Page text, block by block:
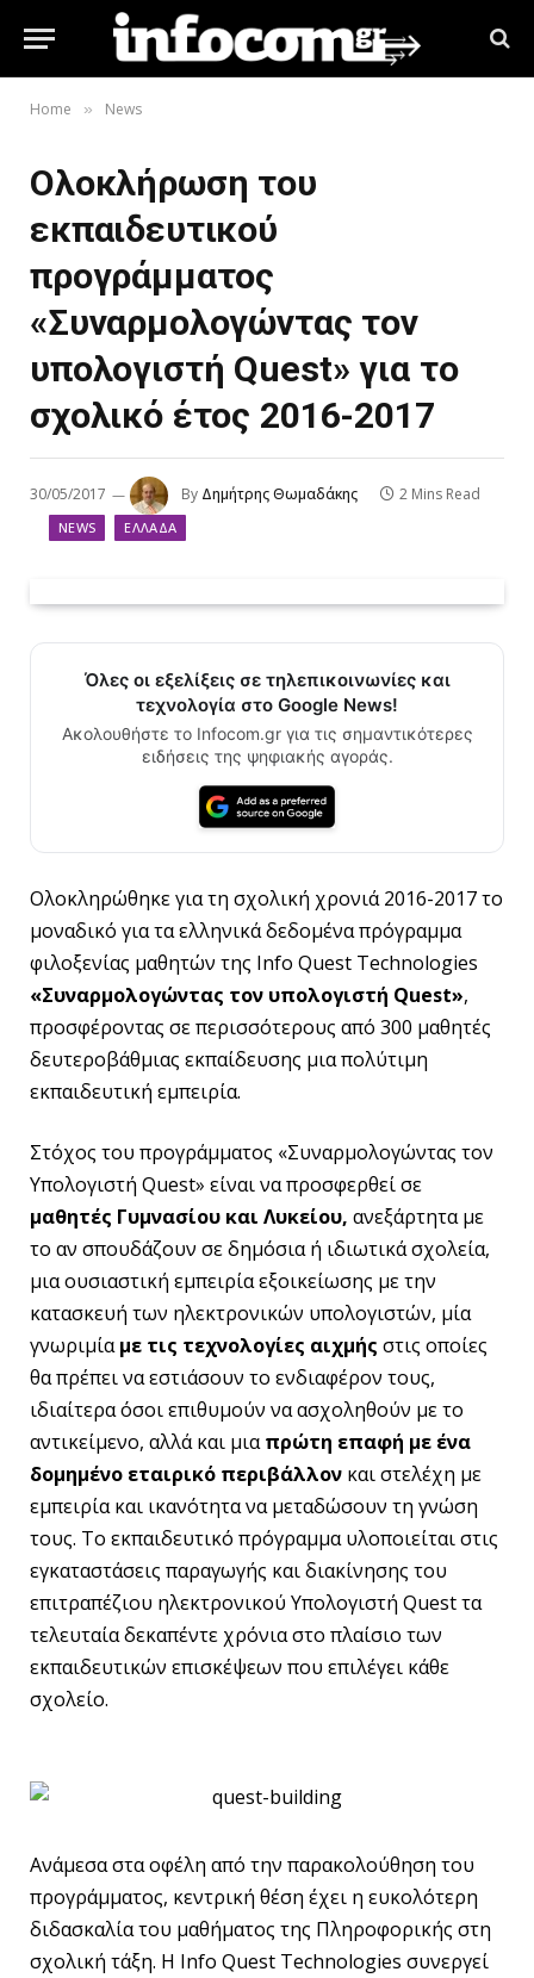
Home » News
Ολοκλήρωση του
εκπαιδευτικού
προγράμματος
«Συναρμολογώντας τον
υπολογιστή Quest» για το
σχολικό έτος 2016-2017
30/05/2017 By Δημήτρης Θωμαδάκης 2 Mins Read
NEWS ΕΛΛΆΔΑ
Όλες οι εξελίξεις σε τηλεπικοινωνίες και
τεχνολογία στο Google News!
Ακολουθήστε το Infocom.gr για τις σημαντικότερες
ειδήσεις της ψηφιακής αγοράς.
Ολοκληρώθηκε για τη σχολική χρονιά 2016-2017 το
μοναδικό για τα ελληνικά δεδομένα πρόγραμμα
φιλοξενίας μαθητών της Info Quest Technologies
«Συναρμολογώντας τον υπολογιστή Quest»,
προσφέροντας σε περισσότερους από 300 μαθητές
δευτεροβάθμιας εκπαίδευσης μια πολύτιμη
εκπαιδευτική εμπειρία.
Στόχος του προγράμματος «Συναρμολογώντας τον
Υπολογιστή Quest» είναι να προσφερθεί σε
μαθητές Γυμνασίου και Λυκείου, ανεξάρτητα με
το αν σπουδάζουν σε δημόσια ή ιδιωτικά σχολεία,
μια ουσιαστική εμπειρία εξοικείωσης με την
κατασκευή των ηλεκτρονικών υπολογιστών, μία
γνωριμίαμε τις τεχνολογίες αιχμής στις οποίες
θα πρέπει να εστιάσουν το ενδιαφέρον τους,
ιδιαίτερα όσοι επιθυμούν να ασχοληθούν με το
αντικείμενο, αλλά και μιαπρώτη επαφή με ένα
δομημένο εταιρικό περιβάλλον και στελέχη με
εμπειρία και ικανότητα να μεταδώσουν τη γνώση
τους. Το εκπαιδευτικό πρόγραμμα υλοποιείται στις
εγκαταστάσεις παραγωγής και διακίνησης του
επιτραπέζιου ηλεκτρονικού Υπολογιστή Quest τα
τελευταία δεκαπέντε χρόνια στο πλαίσιο των
εκπαιδευτικών επισκέψεων που επιλέγει κάθε
σχολείο.
Ανάμεσα στα οφέλη από την παρακολούθηση του
προγράμματος, κεντρική θέση έχει η ευκολότερη
διδασκαλία του μαθήματος της Πληροφορικής στη
σχολική τάξη. Η Info Quest Technologies συνεργεί